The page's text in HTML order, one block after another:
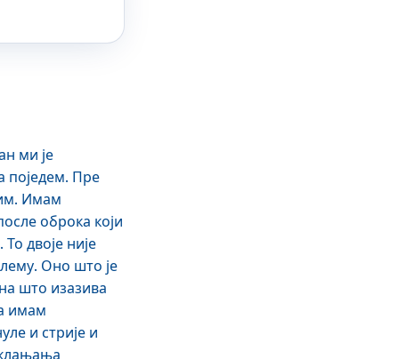
ми је
поједем. Пре
Имам
оброка који
двоје није
Оно што је
што изазива
имам
и стрије и